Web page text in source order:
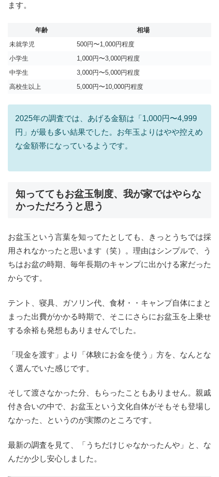
ます。
年齢
相場
未就学児
500円〜1,000円程度
小学生
1,000円〜3,000円程度
中学生
3,000円〜5,000円程度
高校生以上
5,000円〜10,000円程度
2025年の調査では、あげる金額は「1,000円〜4,999
円」が最も多い結果でした。お年玉よりはやや控えめ
な金額帯になっているようです。
知っててもお盆玉制度、我が家ではやらな
かっただろうと思う
お盆玉という言葉を知ってたとしても、きっとうちでは採
用されなかったと思います（笑）。理由はシンプルで、う
ちはお盆の時期、毎年長期のキャンプに出かける家だった
からです。
テント、寝具、ガソリン代、食材・・キャンプ自体にまと
まった出費がかかる時期で、そこにさらにお盆玉を上乗せ
する余裕も発想もありませんでした。
「現金を渡す」より「体験にお金を使う」方を、なんとな
く選んでいた感じです。
そして渡さなかった分、もらったこともありません。親戚
付き合いの中で、お盆玉という文化自体がそもそも登場し
なかった、というのが実際のところです。
最新の調査を見て、「うちだけじゃなかったんや」と、な
んだか少し安心しました。